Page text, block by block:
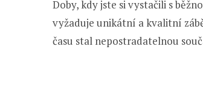
Doby, kdy jste si vystačili s
vyžaduje unikátní a kvalitní
času stal nepostradatelnou